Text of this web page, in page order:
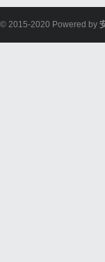
© 2015-2020 Powered by